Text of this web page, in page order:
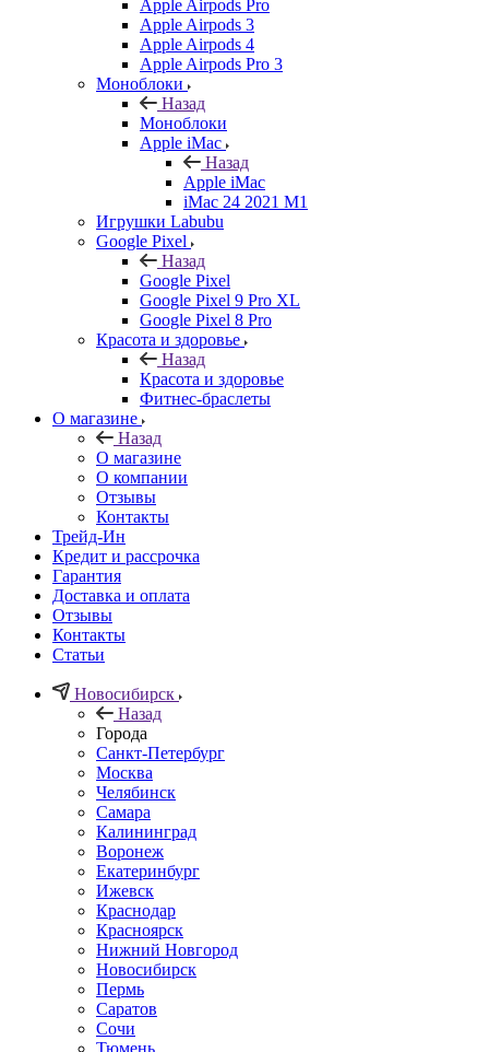
Apple Airpods Pro
Apple Airpods 3
Apple Airpods 4
Apple Airpods Pro 3
Моноблоки
Назад
Моноблоки
Apple iMac
Назад
Apple iMac
iMac 24 2021 M1
Игрушки Labubu
Google Pixel
Назад
Google Pixel
Google Pixel 9 Pro XL
Google Pixel 8 Pro
Красота и здоровье
Назад
Красота и здоровье
Фитнес-браслеты
О магазине
Назад
О магазине
О компании
Отзывы
Контакты
Трейд-Ин
Кредит и рассрочка
Гарантия
Доставка и оплата
Отзывы
Контакты
Статьи
Новосибирск
Назад
Города
Санкт-Петербург
Москва
Челябинск
Самара
Калининград
Воронеж
Екатеринбург
Ижевск
Краснодар
Красноярск
Нижний Новгород
Новосибирск
Пермь
Саратов
Сочи
Тюмень